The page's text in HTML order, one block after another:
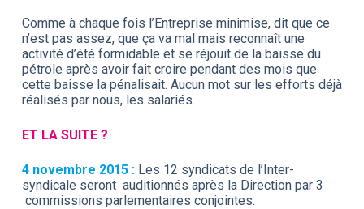
Comme à chaque fois l’Entreprise minimise, dit que ce
n’est pas assez, que ça va mal mais reconnaît une
activité d’été formidable et se réjouit de la baisse du
pétrole après avoir fait croire pendant des mois que
cette baisse la pénalisait. Aucun mot sur les efforts déjà
réalisés par nous, les salariés.
ET LA SUITE ?
4 novembre 2015 : Les 12 syndicats de l’Inter-
syndicale seront auditionnés après la Direction par 3
commissions parlementaires conjointes.